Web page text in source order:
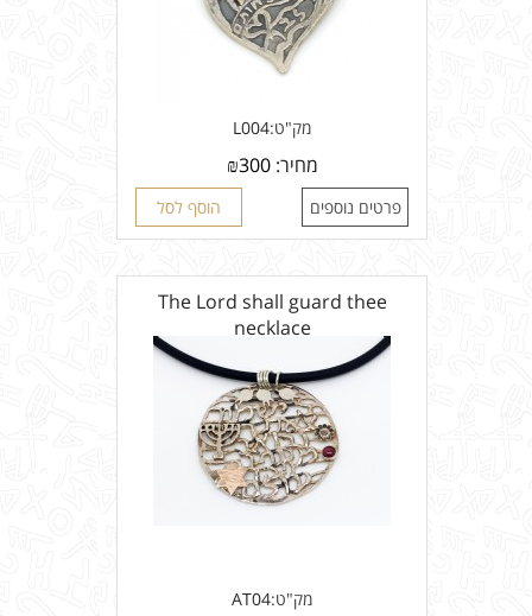
מק"ט:L004
מחיר: ₪300
פרטים נוספים הוסף לסל
The Lord shall guard thee
necklace
מק"ט:AT04